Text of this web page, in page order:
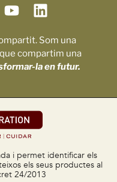
Som una
compartim una
la en futur.
i permet identificar els
els seus productes al
24/2013